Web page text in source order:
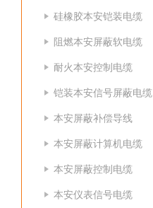
硅橡胶本安铠装电缆
阻燃本安屏蔽软电缆
耐火本安控制电缆
铠装本安信号屏蔽电缆
本安屏蔽补偿导线
本安屏蔽计算机电缆
本安屏蔽控制电缆
本安仪表信号电缆